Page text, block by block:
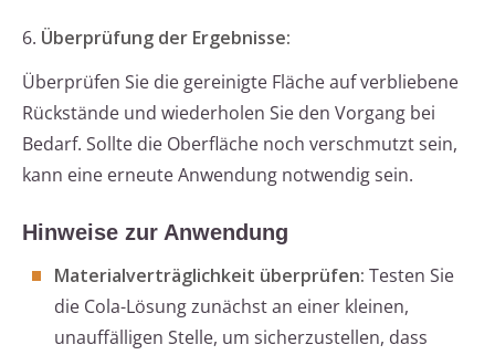
6. Überprüfung der Ergebnisse:
Überprüfen Sie die gereinigte Fläche auf verbliebene
Rückstände und wiederholen Sie den Vorgang bei
Bedarf. Sollte die Oberfläche noch verschmutzt sein,
kann eine erneute Anwendung notwendig sein.
Hinweise zur Anwendung
Materialverträglichkeit überprüfen: Testen Sie
die Cola-Lösung zunächst an einer kleinen,
unauffälligen Stelle, um sicherzustellen, dass